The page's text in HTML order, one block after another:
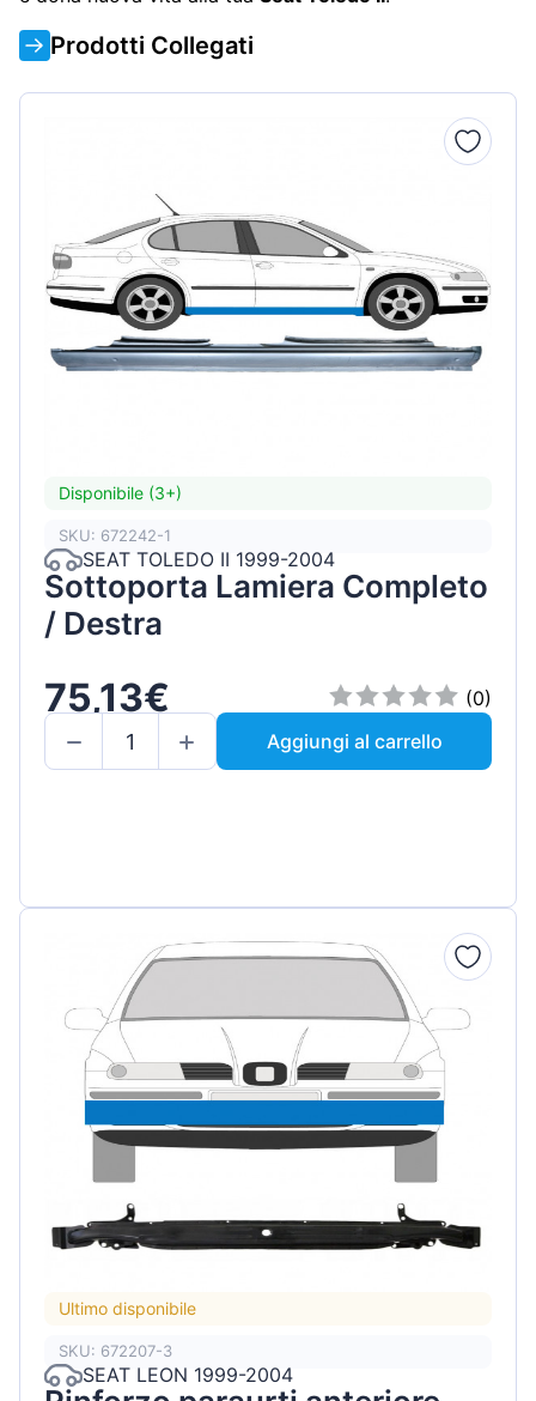
Prodotti Collegati
Disponibile (3+)
SKU: 672242-1
SEAT TOLEDO II 1999-2004
Sottoporta Lamiera Completo
/ Destra
75,13€
(0)
Aggiungi al carrello
Ultimo disponibile
SKU: 672207-3
SEAT LEON 1999-2004